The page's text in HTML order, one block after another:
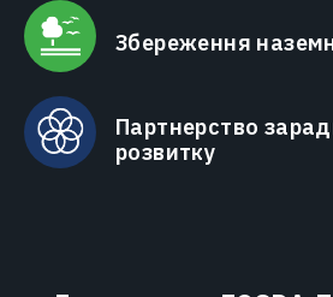
Збереження
Партнерство
розвитку